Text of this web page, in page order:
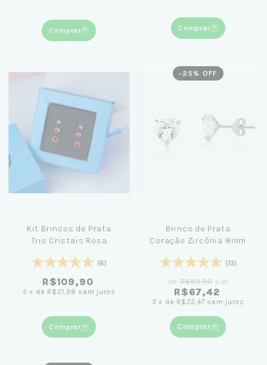
Comprar Comprar
Kit Brincos de Prata
Trio Cristais Rosa
(6)
R$109,90
5 x de R$21,98 sem juros
Comprar
- 25 % OFF
Brinco de Prata
Coração Zircônia 8mm
(13)
de R$89,90 por
R$67,42
3 x de R$22,47 sem juros
Comprar